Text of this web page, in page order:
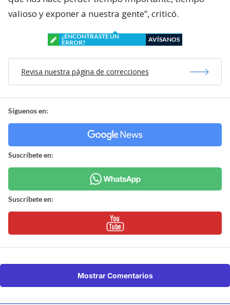
valioso y exponer a nuestra gente”, criticó.
¿ENCONTRASTE UN
ERROR?
AVÍSANOS
Revisa nuestra página de correcciones
Síguenos en:
Suscríbete en:
Suscríbete en:
Mostrar Comentarios